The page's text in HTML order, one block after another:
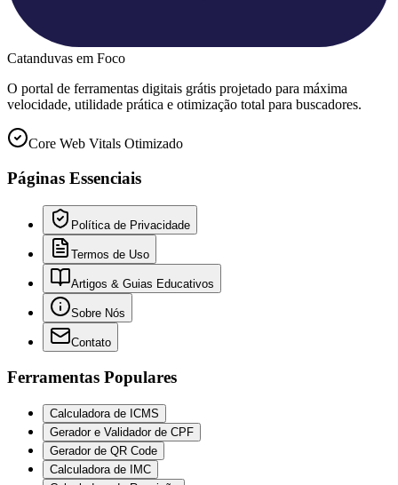
Catanduvas em Foco
O portal de ferramentas digitais grátis projetado para máxima
velocidade, utilidade prática e otimização total para buscadores.
Core Web Vitals Otimizado
Páginas Essenciais
Política de Privacidade
Termos de Uso
Artigos & Guias Educativos
Sobre Nós
Contato
Ferramentas Populares
Calculadora de ICMS
Gerador e Validador de CPF
Gerador de QR Code
Calculadora de IMC